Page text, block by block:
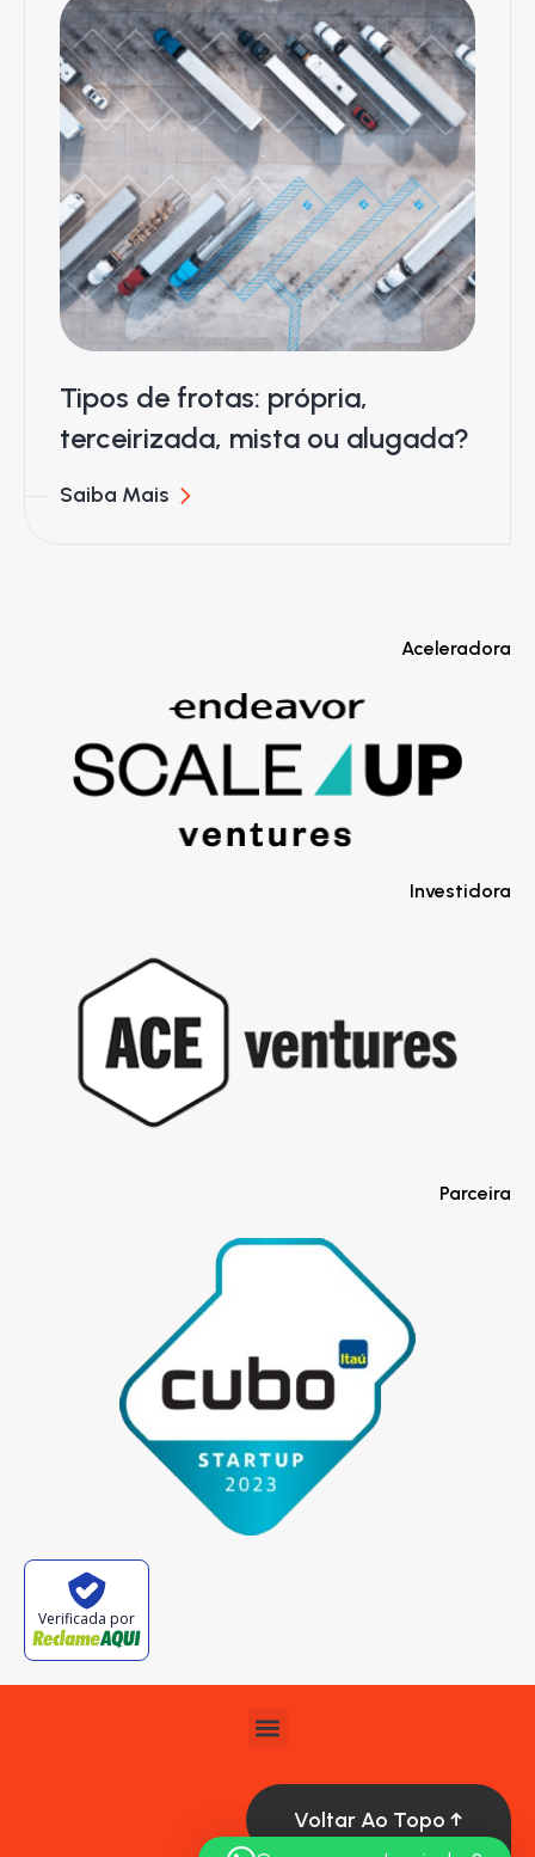
Tipos de frotas: própria,
terceirizada, mista ou alugada?
Saiba Mais
Aceleradora
Investidora
Parceira
Verificada por
Voltar Ao Topo ↑